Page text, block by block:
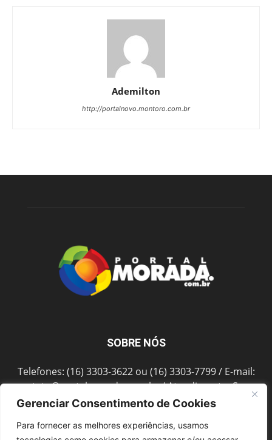
Gerenciar Consentimento de Cookies
Para fornecer as melhores experiências, usamos
Ademilton
http://portalnovo.montoro.com.br
SOBRE NÓS
Telefones: (16) 3303-3622 ou (16) 3303-7799 / E-mail:
contato@portalmorada.com.br/ Atendimento: Seg a
Sex das 8h às 18h / Endereço: Av. Bento de Abreu, 889